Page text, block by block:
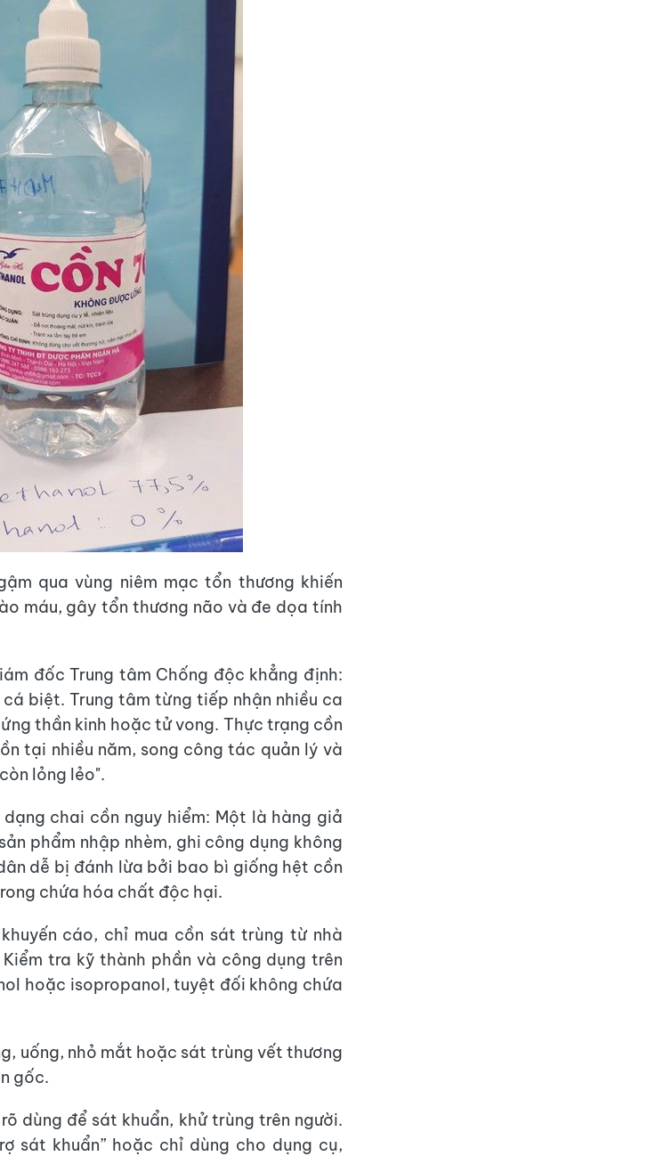
qua vùng niêm mạc tổn thương khiến
máu, gây tổn thương não và đe dọa tính
đốc Trung tâm Chống độc khẳng định:
biệt. Trung tâm từng tiếp nhận nhiều ca
thần kinh hoặc tử vong. Thực trạng cồn
tại nhiều năm, song công tác quản lý và
lỏng lẻo".
chai cồn nguy hiểm: Một là hàng giả
phẩm nhập nhèm, ghi công dụng không
dễ bị đánh lừa bởi bao bì giống hệt cồn
chứa hóa chất độc hại.
cáo, chỉ mua cồn sát trùng từ nhà
tra kỹ thành phần và công dụng trên
hoặc isopropanol, tuyệt đối không chứa
uống, nhỏ mắt hoặc sát trùng vết thương
gốc.
dùng để sát khuẩn, khử trùng trên người.
sát khuẩn” hoặc chỉ dùng cho dụng cụ,